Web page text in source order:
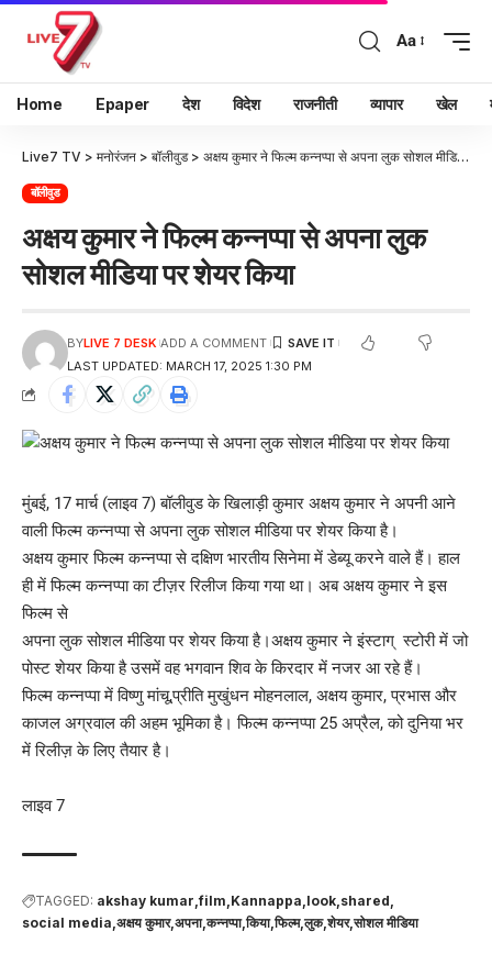
Aa
Home Epaper देश विदेश राजनीती व्यापार खेल
Live7 TV > मनोरंजन > बॉलीवुड> अक्षय कुमार ने फिल्म कन्नप्पा से अपना लुक सोशल मीडिया पर शेयर किया
बॉलीवुड
अक्षय कुमार ने फिल्म कन्नप्पा से अपना लुक
सोशल मीडिया पर शेयर किया
LAST UPDATED: MARCH 17, 2025 1:30 PM
BYLIVE 7 DESK ADD A COMMENT
मुंबई, 17 मार्च (लाइव 7) बॉलीवुड के खिलाड़ी कुमार अक्षय कुमार ने अपनी आने
वाली फिल्म कन्नप्पा से अपना लुक सोशल मीडिया पर शेयर किया है।
अक्षय कुमार फिल्म कन्नप्पा से दक्षिण भारतीय सिनेमा में डेब्यू करने वाले हैं। हाल
ही में फिल्म कन्नप्पा का टीज़र रिलीज किया गया था। अब अक्षय कुमार ने इस
फिल्म से
अपना लुक सोशल मीडिया पर शेयर किया है।अक्षय कुमार ने इंस्टाग् स्टोरी में जो
पोस्ट शेयर किया है उसमें वह भगवान शिव के किरदार में नजर आ रहे हैं।
फिल्म कन्नप्पा में विष्णु मांचू,प्रीति मुखुंधन मोहनलाल, अक्षय कुमार, प्रभास और
काजल अग्रवाल की अहम भूमिका है। फिल्म कन्नप्पा 25 अप्रैल, को दुनिया भर
में रिलीज़ के लिए तैयार है।
लाइव 7
TAGGED: akshay kumar film Kannappa look shared
social media अक्षय कुमार अपना कन्नप्पा किया फिल्म लुक शेयर सोशल मीडिया